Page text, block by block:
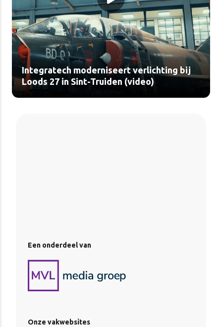
Integratech moderniseert verlichting bij
Loods 27 in Sint-Truiden (video)
Een onderdeel van
Onze vakwebsites